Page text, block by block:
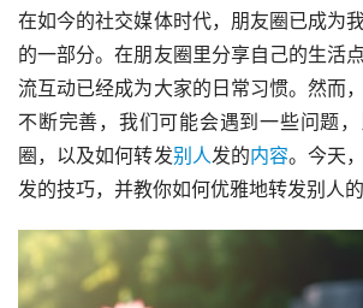
在如今的社交媒体时代，朋友圈已成为
的一部分。在朋友圈里分享自己的生活
流互动已经成为大家的日常习惯。然而
不断完善，我们可能会遇到一些问题
圈，以及如何转发别人发的内容。今天
发的技巧，并教你如何优雅地转发别人的